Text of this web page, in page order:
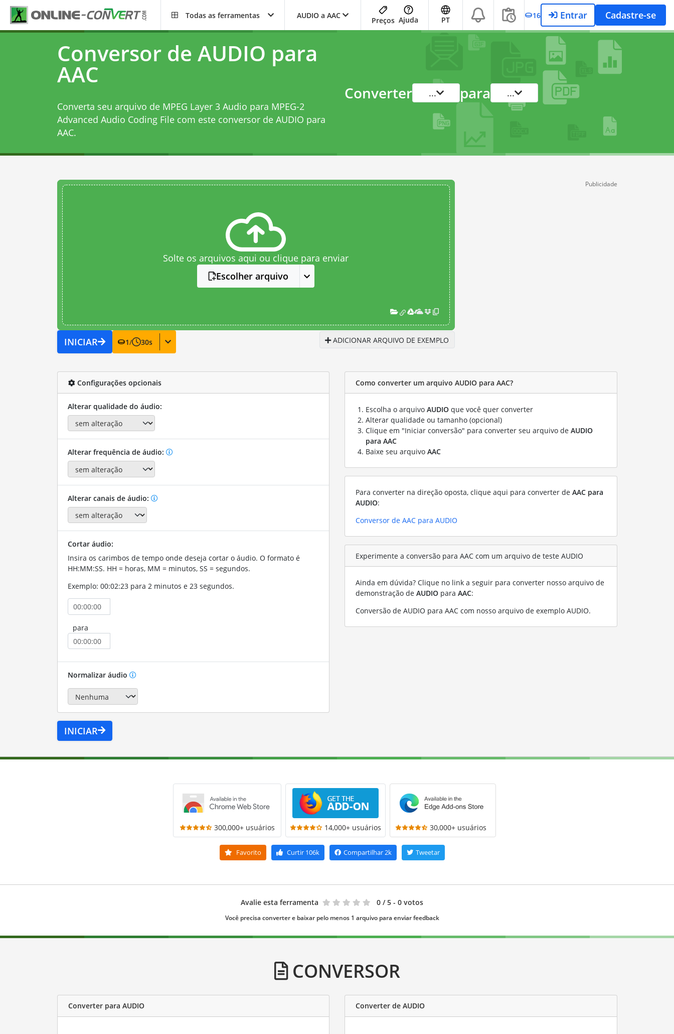
Todas as ferramentas AUDIO a AAC
Preços Ajuda PT 16 Entrar Cadastre-se
Conversor de AUDIO para
AAC
Converta seu arquivo de MPEG Layer 3 Audio para MPEG-2
Advanced Audio Coding File com este conversor de AUDIO para
AAC.
Converter ... para ...
Solte os arquivos aqui ou clique para enviar
Escolher arquivo
INICIAR 1/ 30s ADICIONAR ARQUIVO DE EXEMPLO
Publicidade
Configurações opcionais
Alterar qualidade do áudio:
Alterar frequência de áudio:
Alterar canais de áudio:
Cortar áudio:
Insira os carimbos de tempo onde deseja cortar o áudio. O formato é
HH:MM:SS. HH = horas, MM = minutos, SS = segundos.
Exemplo: 00:02:23 para 2 minutos e 23 segundos.
para
Normalizar áudio
INICIAR
Como converter um arquivo AUDIO para AAC?
Escolha o arquivo AUDIO que você quer converter
Alterar qualidade ou tamanho (opcional)
Clique em "Iniciar conversão" para converter seu arquivo de AUDIO
para AAC
Baixe seu arquivo AAC
Para converter na direção oposta, clique aqui para converter de AAC para
AUDIO:
Conversor de AAC para AUDIO
Experimente a conversão para AAC com um arquivo de teste AUDIO
Ainda em dúvida? Clique no link a seguir para converter nosso arquivo de
demonstração de AUDIO para AAC:
Conversão de AUDIO para AAC com nosso arquivo de exemplo AUDIO.
300,000+ usuários 14,000+ usuários 30,000+ usuários
Favorito Curtir106k Compartilhar2k Tweetar
Avalie esta ferramenta 0 / 5 - 0 votos
Você precisa converter e baixar pelo menos 1 arquivo para enviar feedback
CONVERSOR
Converter para AUDIO Converter de AUDIO